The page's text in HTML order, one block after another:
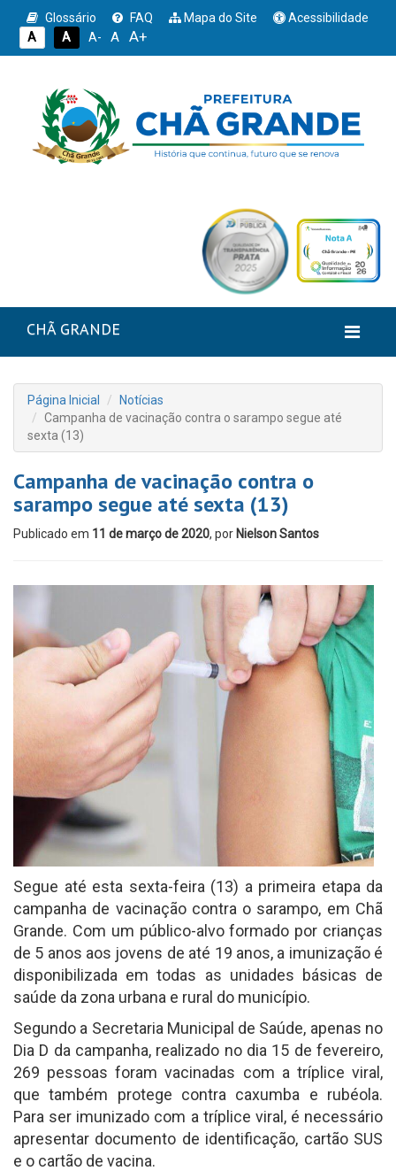
Glossário FAQ Mapa do Site
Acessibilidade
A
A A- A A+
CHÃ GRANDE
Página Inicial
Notícias
Campanha de vacinação contra o sarampo segue até
sexta (13)
Campanha de vacinação contra o
sarampo segue até sexta (13)
Publicado em 11 de março de 2020, por Nielson Santos
Segue até esta sexta-feira (13) a primeira etapa da
campanha de vacinação contra o sarampo, em Chã
Grande. Com um público-alvo formado por crianças
de 5 anos aos jovens de até 19 anos, a imunização é
disponibilizada em todas as unidades básicas de
saúde da zona urbana e rural do município.
Segundo a Secretaria Municipal de Saúde, apenas no
Dia D da campanha, realizado no dia 15 de fevereiro,
269 pessoas foram vacinadas com a tríplice viral,
que também protege contra caxumba e rubéola.
Para ser imunizado com a tríplice viral, é necessário
apresentar documento de identificação, cartão SUS
e o cartão de vacina.